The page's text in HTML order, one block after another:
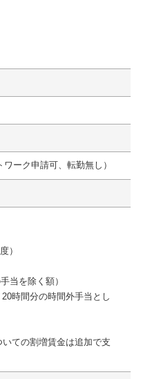
ーク申請可、転勤無し）
）
当を除く額）
時間分の時間外手当とし
ての割増賃金は追加で支